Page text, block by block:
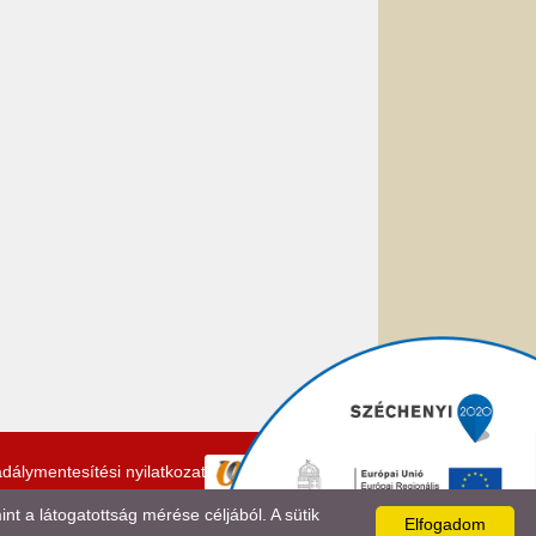
nyilatkozat
Elfogadom
a látogatottság mérése céljából. A sütik